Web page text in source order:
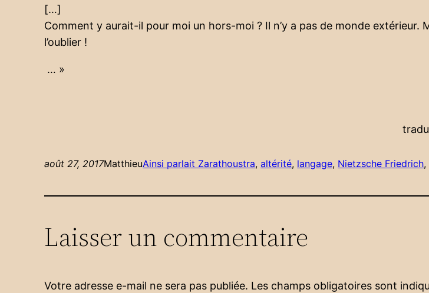
[…]
Comment y aurait-il pour moi un hors-moi ? Il n’y a pas de monde extérieur.
l’oublier !
… »
août 27, 2017MatthieuAinsi parlait Zarathoustra, altérité, langage, Nietzsche Friedrich,
Laisser un commentaire
Votre adresse e-mail ne sera pas publiée. Les champs obligatoires sont